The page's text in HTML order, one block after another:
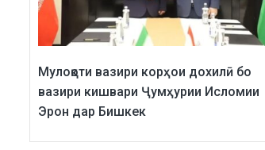
Мулоқоти вазири корҳои дохилӣ бо
вазири кишвари Ҷумҳурии Исломии
Эрон дар Бишкек